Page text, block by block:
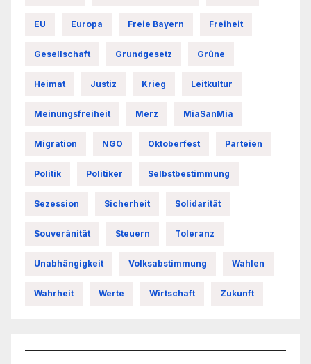
EU Europa Freie Bayern Freiheit
Gesellschaft Grundgesetz Grüne
Heimat Justiz Krieg Leitkultur
Meinungsfreiheit Merz MiaSanMia
Migration NGO Oktoberfest Parteien
Politik Politiker Selbstbestimmung
Sezession Sicherheit Solidarität
Souveränität Steuern Toleranz
Unabhängigkeit Volksabstimmung Wahlen
Wahrheit Werte Wirtschaft Zukunft